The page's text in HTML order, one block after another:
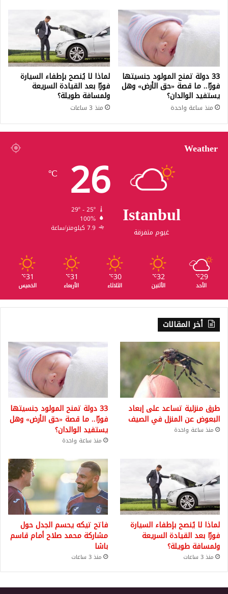
33 دولة تمنح المولود جنسيتها
فورًا.. ما قصة «حق الأرض» وهل
يستفيد الوالدان؟
منذ ساعة واحدة
لماذا لا يُنصح بإطفاء السيارة
فورًا بعد القيادة السريعة
ولمسافة طويلة؟
منذ 3 ساعات
Weather
Istanbul
غيوم متفرقة
26
℃
29º - 25º
100%
7.9 كيلومتر/ساعة
29
℃
الأحد
32
℃
الأثنين
30
℃
الثلاثاء
31
℃
الأربعاء
31
℃
الخميس
أخر المقالات
طرق منزلية تساعد على إبعاد
البعوض عن المنزل في الصيف
منذ ساعة واحدة
33 دولة تمنح المولود جنسيتها
فورًا.. ما قصة «حق الأرض» وهل
يستفيد الوالدان؟
منذ ساعة واحدة
لماذا لا يُنصح بإطفاء السيارة
فورًا بعد القيادة السريعة
ولمسافة طويلة؟
منذ 3 ساعات
فاتح تيكه يحسم الجدل حول
مشاركة محمد صلاح أمام قاسم
باشا
منذ 3 ساعات